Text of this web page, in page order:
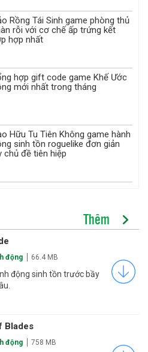
Rồng Tái Sinh game phòng thủ
rỗi với cơ chế ấp trứng kết
hợp nhất
hợp gift code game Khế Ước
mới nhất trong tháng
Hữu Tu Tiên Không game hành
sinh tồn roguelike đơn giản
chủ đề tiên hiệp
Thêm
động 66.4 MB
động sinh tồn trước bầy
Blades
động 758 MB